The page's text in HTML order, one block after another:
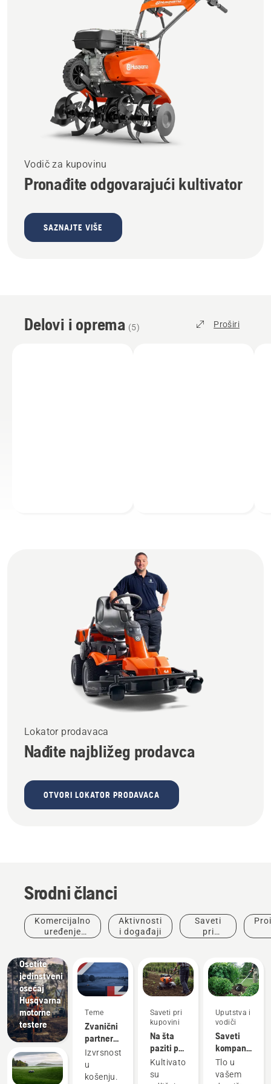
Vodič za kupovinu
Pronađite odgovarajući kultivator
SAZNAJTE VIŠE
Delovi i oprema (5) Proširi
Lokator prodavaca
Nađite najbližeg prodavca
OTVORI LOKATOR PRODAVACA
Srodni članci
Komercijalno
uređenje
Aktivnosti
i događaji
Saveti
pri
Osetite
jedinstveni
osećaj
Husqvarna
motorne
testere
Teme
Zvanični
partner
za
robotsko
košenje
Izvrsnost
u
košenju.
Proizvodi
i inovacije
Saveti pri
kupovini
Na šta
paziti pri
kupovini
kultivatora
Kultivatori
su
Uputstva i
vodiči
Saveti
kompanije
Husqvarna
za negu
Tlo u
vašem